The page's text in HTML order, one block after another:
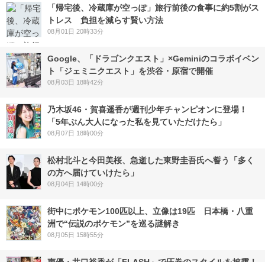
「帰宅後、冷蔵庫が空っぽ」旅行前後の食事に約5割がス
トレス 負担を減らす賢い方法
08月01日 20時33分
Google、「ドラゴンクエスト」×Geminiのコラボイベン
ト「ジェミニクエスト」を渋谷・原宿で開催
08月03日 18時42分
乃木坂46・賀喜遥香が週刊少年チャンピオンに登場！
「5年ぶん大人になった私を見ていただけたら」
08月07日 18時00分
松村北斗と今田美桜、急逝した東野圭吾氏へ誓う「多く
の方へ届けていけたら」
08月04日 14時00分
街中にポケモン100匹以上、立像は19匹 日本橋・八重
洲で“伝説のポケモン”を巡る謎解き
08月05日 15時55分